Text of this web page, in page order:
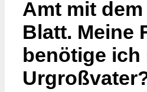
Amt mit
Blatt. Meine
benötige